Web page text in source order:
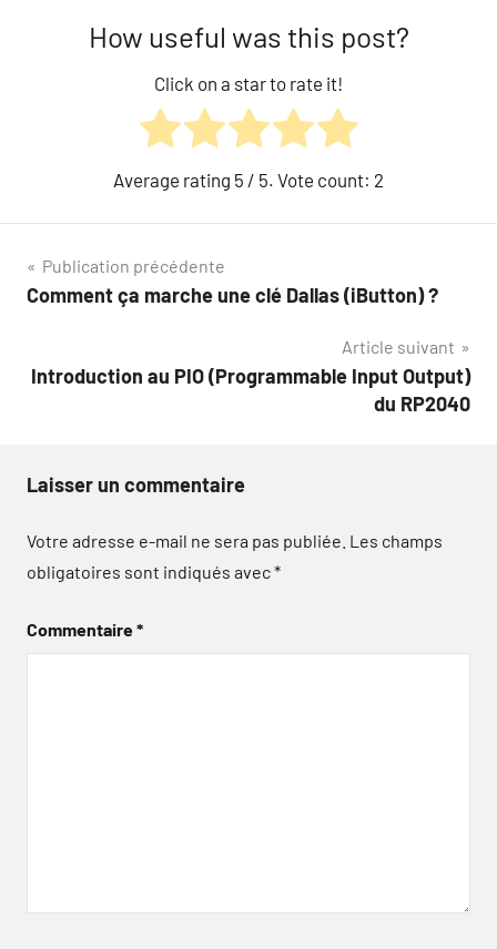
How useful was this post?
Click on a star to rate it!
Average rating 5 / 5. Vote count: 2
Navigation
de
Publication précédente
Comment ça marche une clé Dallas (iButton) ?
Article suivant
Introduction au PIO (Programmable Input Output)
du RP2040
Laisser un commentaire
Votre adresse e-mail ne sera pas publiée. Les champs
obligatoires sont indiqués avec*
Commentaire*